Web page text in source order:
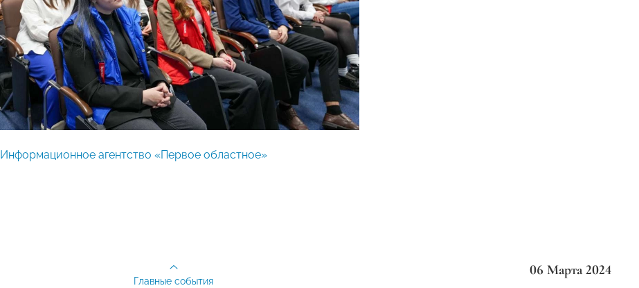
Информационное агентство «Первое областное»
06 Марта 2024
Главные события